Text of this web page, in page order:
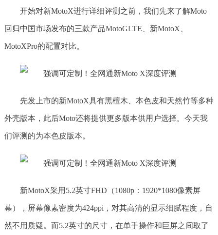
开始对新MotoX进行详细评测之前，我们先来了解Moto
回归中国市场发布的三款产品MotoGLTE、新MotoX、
MotoXPro的配置对比。
先发上市的新MotoX具有黑檀木、本色皮和天然竹等多种
外壳版本，此后Moto还将提供更多版本供用户选择。今天我
们评测的为本色皮版本。
新MotoX采用5.2英寸FHD（1080p：1920*1080像素屏
幕），屏幕像素密度为424ppi，对其高清的显示细腻程度，自
然不用质疑。而5.2英寸的尺寸，在单手操作和巨屏之间取了